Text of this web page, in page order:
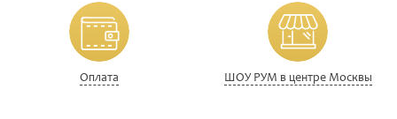
Оплата ШОУ РУМ в центре Москвы